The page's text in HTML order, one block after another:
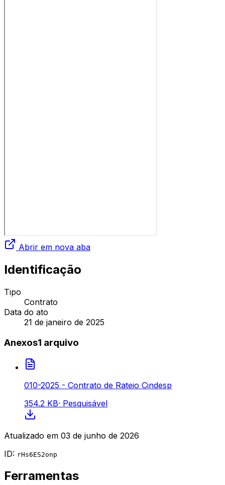
Abrir em nova aba
Identificação
Tipo
Contrato
Data do ato
21 de janeiro de 2025
Anexos1 arquivo
010-2025 - Contrato de Rateio Cindesp
354.2 KB· Pesquisável
Atualizado em 03 de junho de 2026
ID: rHs6ES2onp
Ferramentas